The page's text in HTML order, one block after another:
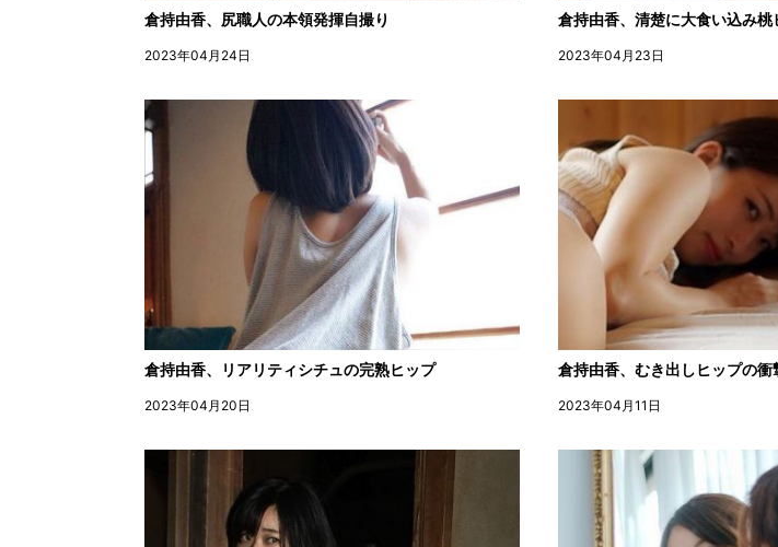
倉持由香、尻職人の本領発揮自撮り
2023年04月24日
倉持由香、清楚に大食い込み桃
2023年04月23日
倉持由香、リアリティシチュの完熟ヒップ
2023年04月20日
倉持由香、むき出しヒップの衝
2023年04月11日